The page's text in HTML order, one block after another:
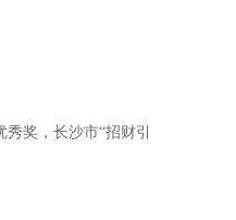
奖，长沙市“招财引